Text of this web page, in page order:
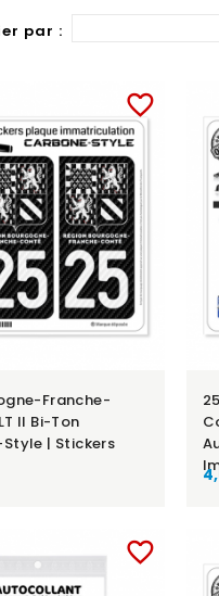
par :
favorite_border
Franche-
II Bi-Ton
| Stickers
favorite_border